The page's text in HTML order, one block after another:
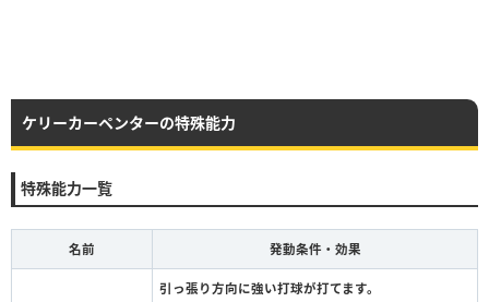
ケリーカーペンターの特殊能力
特殊能力一覧
名前 発動条件・効果
引っ張り方向に強い打球が打てます。